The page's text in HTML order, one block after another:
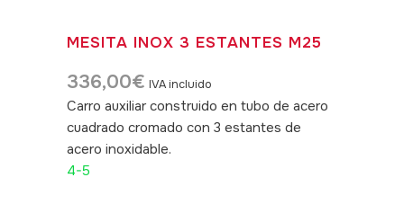
MESITA INOX 3 ESTANTES M25
336,00€ IVA incluido
Carro auxiliar construido en tubo de acero
cuadrado cromado con 3 estantes de
acero inoxidable.
4-5